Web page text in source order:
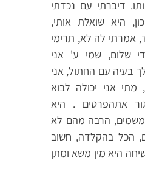
דיברתי עם נכדתי
היא שואלת אותי,
אמרתי לה לא, תרימי
שלום, שמי ע' אני
בעיה עם החתול, אני
מתי אני יכולה לבוא
אתהפרטים . היא
משמים, הרבה מהם לא
הכל בהקלדה, חשוב
היא מין משא ומתן